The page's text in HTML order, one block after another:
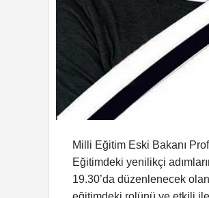
Milli Eğitim Eski Bakanı
Eğitimdeki yenilikçi
19.30’da düzenlenecek